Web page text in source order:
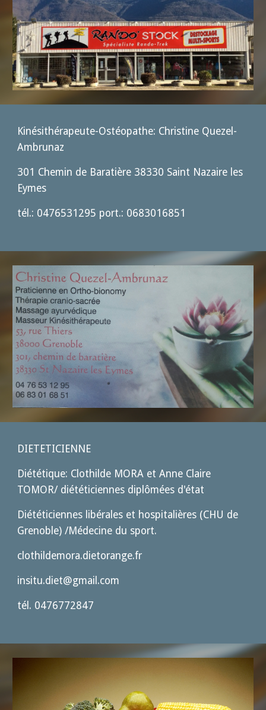
Kinésithérapeute-Ostéopathe: Christine Quezel-
Ambrunaz
301 Chemin de Baratière 38330 Saint Nazaire les
Eymes
tél.: 0476531295 port.: 0683016851
DIETETICIENNE
Diététique: Clothilde MORA et Anne Claire
TOMOR/ diététiciennes diplômées d'état
Diététiciennes libérales et hospitalières (CHU de
Grenoble) /Médecine du sport.
clothildemora.dietorange.fr
insitu.diet@gmail.com
tél. 0476772847